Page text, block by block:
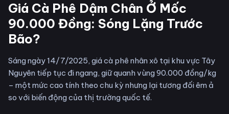
Giá Cà Phê Dậm Chân Ở Mốc
90.000 Đồng: Sóng Lặng Trước
Bão?
Sáng ngày 14/7/2025, giá cà phê nhân xô tại khu vực Tây
Nguyên tiếp tục đi ngang, giữ quanh vùng 90.000 đồng/kg
– một mức cao tính theo chu kỳ nhưng lại tương đối êm ả
so với biến động của thị trường quốc tế.